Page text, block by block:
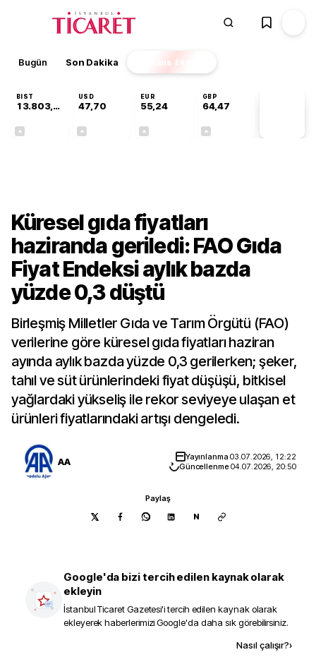
Bugün Son Dakika Finans EKSTRA
BIST
13.803,11
USD
47,70
EUR
55,24
GBP
64,47
Küresel gıda fiyatları
haziranda geriledi: FAO Gıda
Fiyat Endeksi aylık bazda
yüzde 0,3 düştü
Birleşmiş Milletler Gıda ve Tarım Örgütü (FAO)
verilerine göre küresel gıda fiyatları haziran
ayında aylık bazda yüzde 0,3 gerilerken; şeker,
tahıl ve süt ürünlerindeki fiyat düşüşü, bitkisel
yağlardaki yükseliş ile rekor seviyeye ulaşan et
ürünleri fiyatlarındaki artışı dengeledi.
AA Yayınlanma03.07.2026, 12:22
Güncellenme04.07.2026, 20:50
Paylaş
N
Google'da bizi tercih edilen kaynak olarak
ekleyin
İstanbul Ticaret Gazetesi'i tercih edilen kaynak olarak
ekleyerek haberlerimizi Google'da daha sık görebilirsiniz.
Nasıl çalışır?›